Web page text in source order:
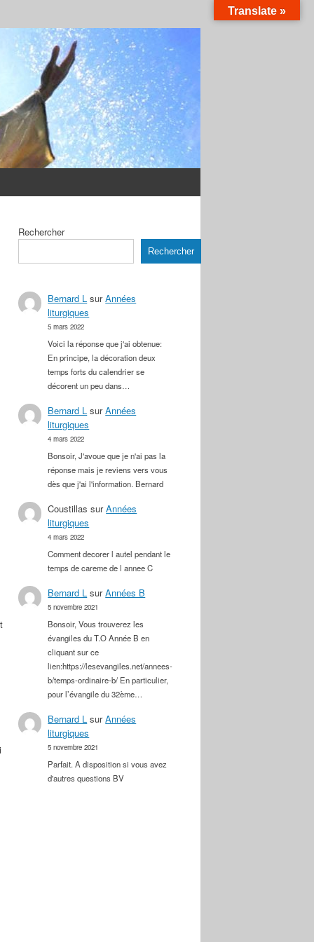
Rechercher
Rechercher
Bernard L surAnnées
liturgiques
5 mars 2022
Voici la réponse que j'ai obtenue:
En principe, la décoration deux
temps forts du calendrier se
décorent un peu dans…
Bernard L surAnnées
liturgiques
4 mars 2022
Bonsoir, J'avoue que je n'ai pas la
réponse mais je reviens vers vous
dès que j'ai l'information. Bernard
Coustillas surAnnées
liturgiques
4 mars 2022
Comment decorer l autel pendant le
temps de careme de l annee C
Bernard L surAnnées B
5 novembre 2021
Bonsoir, Vous trouverez les
évangiles du T.O Année B en
cliquant sur ce
lien:https://lesevangiles.net/annees-
b/temps-ordinaire-b/ En particulier,
pour l’évangile du 32ème…
Bernard L surAnnées
liturgiques
5 novembre 2021
Parfait. A disposition si vous avez
d'autres questions BV
Translate »